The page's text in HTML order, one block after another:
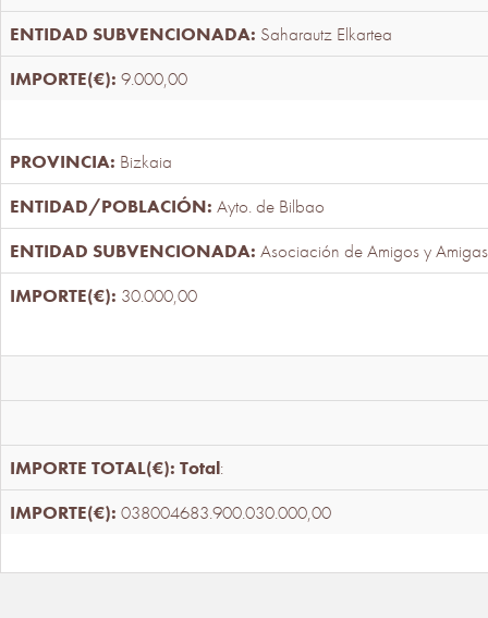
Saharautz Elkartea
9.000,00
Bizkaia
Ayto. de Bilbao
Asociación de Amigos y
30.000,00
Total:
038004683.900.030.000,00